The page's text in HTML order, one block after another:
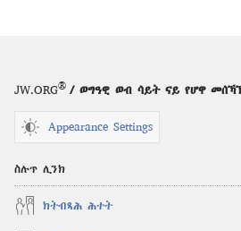
JW.ORG® / ወግዓዊ ወብ ሳይት ናይ የሆዋ
Appearance Settings
ስሉጥ ሊንክ
ክትብጻሕ ሕተት